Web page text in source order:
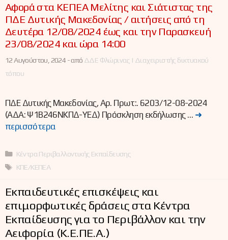
Αφορά στα ΚΕΠΕΑ Μελίτης και Σιάτιστας της
ΠΔΕ Δυτικής Μακεδονίας / αιτήσεις από τη
Δευτέρα 12/08/2024 έως και την Παρασκευή
23/08/2024 και ώρα 14:00
12 Αυγούστου, 2024 -από ΔΔΕ Φλώρινας | Διαχειριστής δικτυακού
τόπου
ΠΔΕ Δυτικής Μακεδονίας, Αρ. Πρωτ:. 6203/12-08-2024
(ΑΔΑ: Ψ1Β246ΝΚΠΔ-ΥΕΔ) Πρόσκληση εκδήλωσης … ➜
περισσότερα
Κατηγορίες
Κέντρα Περιβαλλοντικής Εκπαίδευσης
Ετικέτες
ΚΠΕ/ΚΕΠΕΑ
Εκπαιδευτικές επισκέψεις και
επιμορφωτικές δράσεις στα Κέντρα
Εκπαίδευσης για το Περιβάλλον και την
Αειφορία (Κ.Ε.ΠΕ.Α.)